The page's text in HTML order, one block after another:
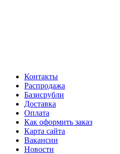
Контакты
Распродажа
Базисрубли
Доставка
Оплата
Как оформить заказ
Карта сайта
Вакансии
Новости